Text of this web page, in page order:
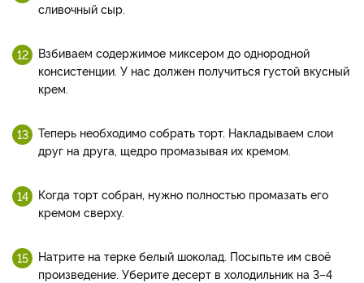
сливочный сыр.
Взбиваем содержимое миксером до однородной
консистенции. У нас должен получиться густой вкусный
крем.
Теперь необходимо собрать торт. Накладываем слои
друг на друга, щедро промазывая их кремом.
Когда торт собран, нужно полностью промазать его
кремом сверху.
Натрите на терке белый шоколад. Посыпьте им своё
произведение. Уберите десерт в холодильник на 3–4